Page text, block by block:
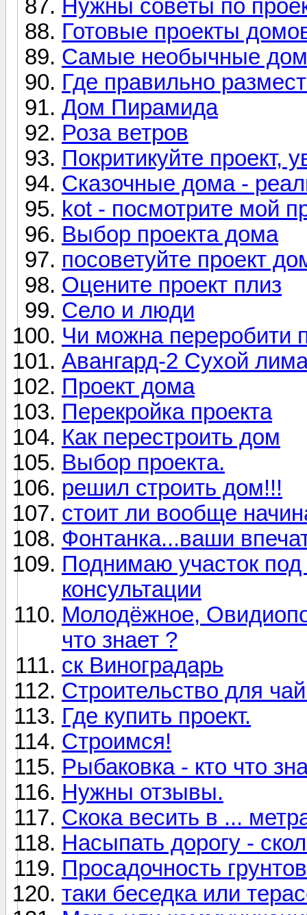
Нужны советы по
Готовые проекты
Самые необычные
Где правильно
Дом Пирамида
Роза ветров
Покритикуйте
Сказочные дома -
kot - посмотрите мой
Выбор проекта дома
посоветуйте проект
Оцените проект плиз
Село и люди
Чи можна переробити
Авангард-2 Сухой
Проект дома
Перекройка проекта
Как перестроить дом
Выбор проекта.
решил строить дом!!!
стоит ли вообще
Фонтанка...ваши
Поднимаю участок
консультации
Молодёжное,
что знает ?
ск Виноградарь
Строительство для
Где купить проект.
Строимся!
Рыбаковка - кто что
Нужны отзывы.
Скока весить в ...
Насыпать дорогу -
Просадочность
таки беседка или